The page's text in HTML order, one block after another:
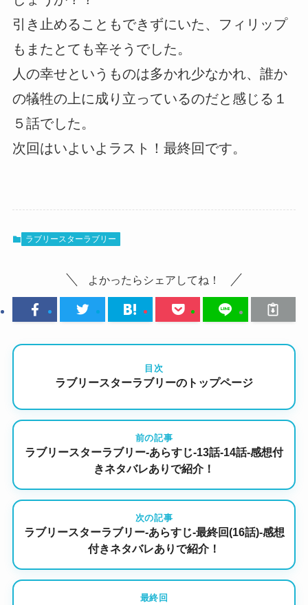
引き止めることもできずにいた、フィリップ
もまたとても辛そうでした。
人の幸せというものは多かれ少なかれ、誰か
の犠牲の上に成り立っているのだと感じる１
５話でした。
次回はいよいよラスト！最終回です。
ラブリースターラブリー
よかったらシェアしてね！
目次
ラブリースターラブリーのトップページ
前の記事
ラブリースターラブリー-あらすじ-13話-14話-感想付
きネタバレありで紹介！
次の記事
ラブリースターラブリー-あらすじ-最終回(16話)-感想
付きネタバレありで紹介！
最終回